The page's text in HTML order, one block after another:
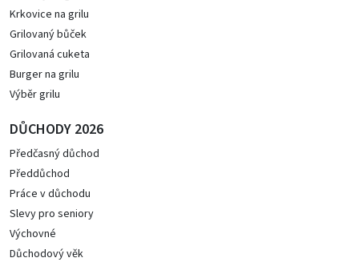
Krkovice na grilu
Grilovaný bůček
Grilovaná cuketa
Burger na grilu
Výběr grilu
DŮCHODY 2026
Předčasný důchod
Předdůchod
Práce v důchodu
Slevy pro seniory
Výchovné
Důchodový věk